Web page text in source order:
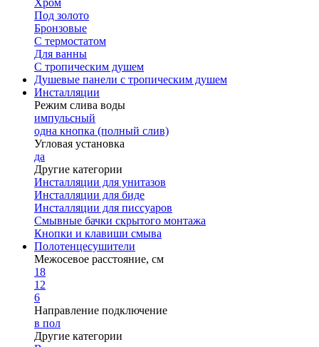
Хром
Под золото
Бронзовые
С термостатом
Для ванны
С тропическим душем
Душевые панели с тропическим душем
Инсталляции
Режим слива воды
импульсный
одна кнопка (полный слив)
Угловая установка
да
Другие категории
Инсталляции для унитазов
Инсталляции для биде
Инсталляции для писсуаров
Смывные бачки скрытого монтажа
Кнопки и клавиши смыва
Полотенцесушители
Межосевое расстояние, см
18
12
6
Направление подключение
в пол
Другие категории